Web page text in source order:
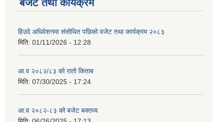
बजेट तथा कार्यक्रम
हिउदे अधिवेशनमा संसोधित पछिको वजेट तथा कार्यक्रम २०८३
मिति: 01/11/2026 - 12:28
आ.व २०८२/८३ को रातो किताब
मिति: 07/30/2025 - 17:24
आ.व २०८२-८३ को बजेट बक्तव्य